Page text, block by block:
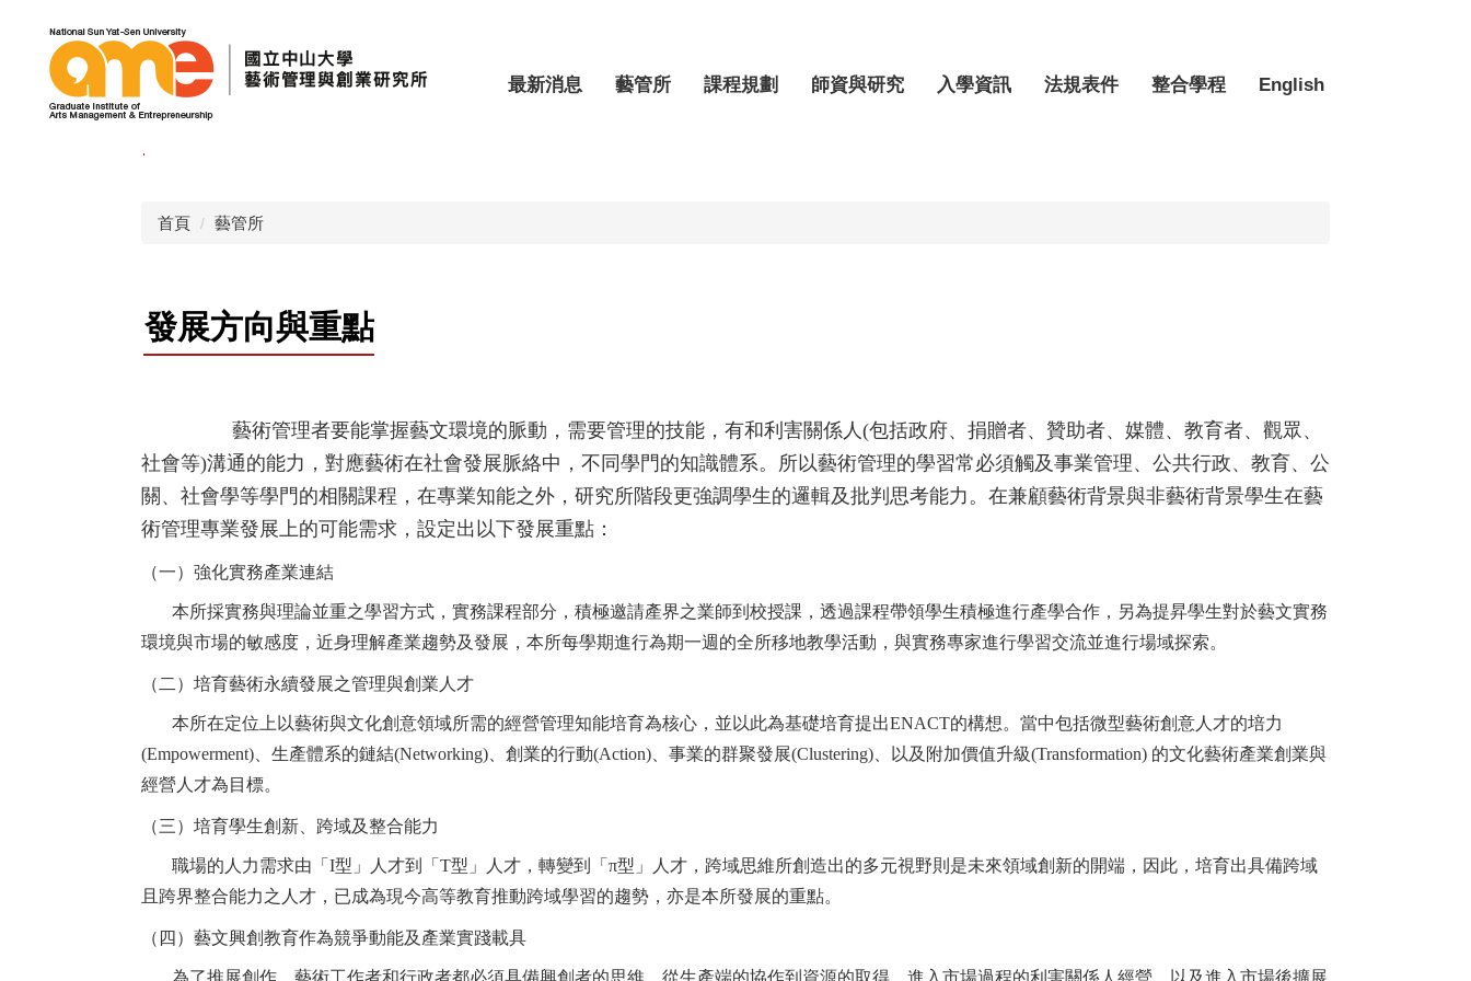
最新消息 藝管所 課程規劃 師資與研究 入學資訊 法規表件 整合學程 English
首頁 藝管所
發展方向與重點
藝術管理者要能掌握藝文環境的脈動，需要管理的技能，有和利害關係人(包括政府、捐贈者、贊助者、媒體、教育者、觀眾、
社會等)溝通的能力，對應藝術在社會發展脈絡中，不同學門的知識體系。所以藝術管理的學習常必須觸及事業管理、公共行政、教育、公
關、社會學等學門的相關課程，在專業知能之外，研究所階段更強調學生的邏輯及批判思考能力。在兼顧藝術背景與非藝術背景學生在藝
術管理專業發展上的可能需求，設定出以下發展重點：
（一）強化實務產業連結
本所採實務與理論並重之學習方式，實務課程部分，積極邀請產界之業師到校授課，透過課程帶領學生積極進行產學合作，另為提昇學生對於藝文實務
環境與市場的敏感度，近身理解產業趨勢及發展，本所每學期進行為期一週的全所移地教學活動，與實務專家進行學習交流並進行場域探索。
（二）培育藝術永續發展之管理與創業人才
本所在定位上以藝術與文化創意領域所需的經營管理知能培育為核心，並以此為基礎培育提出ENACT的構想。當中包括微型藝術創意人才的培力
(Empowerment)、生產體系的鏈結(Networking)、創業的行動(Action)、事業的群聚發展(Clustering)、以及附加價值升級(Transformation) 的文化藝術產業創業與
經營人才為目標。
（三）培育學生創新、跨域及整合能力
職場的人力需求由「I型」人才到「T型」人才，轉變到「π型」人才，跨域思維所創造出的多元視野則是未來領域創新的開端，因此，培育出具備跨域
且跨界整合能力之人才，已成為現今高等教育推動跨域學習的趨勢，亦是本所發展的重點。
（四）藝文興創教育作為競爭動能及產業實踐載具
為了推展創作，藝術工作者和行政者都必須具備興創者的思維。從生產端的協作到資源的取得，進入市場過程的利害關係人經營，以及進入市場後擴展